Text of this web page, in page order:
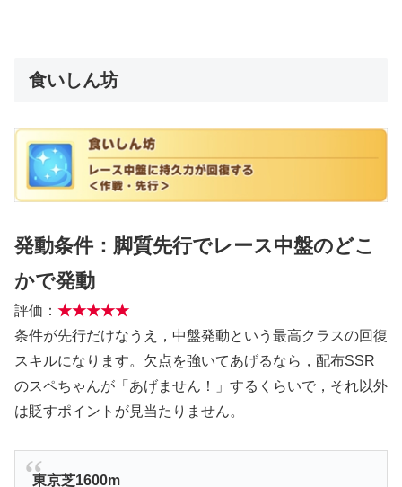
食いしん坊
発動条件：脚質先行でレース中盤のどこ
かで発動
評価： ★★★★★
条件が先行だけなうえ，中盤発動という最高クラスの回復
スキルになります。欠点を強いてあげるなら，配布SSR
のスペちゃんが「あげません！」するくらいで，それ以外
は貶すポイントが見当たりません。
東京芝1600m